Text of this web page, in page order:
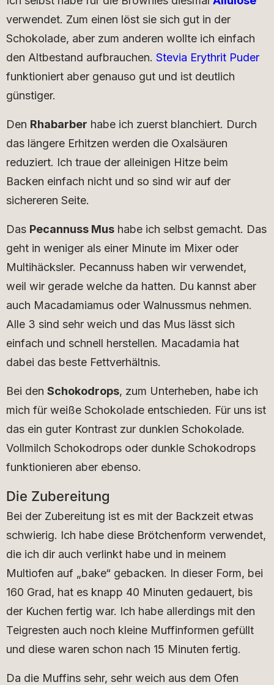
verwendet. Zum einen löst sie sich gut in der
Schokolade, aber zum anderen wollte ich einfach
den Altbestand aufbrauchen. Stevia Erythrit Puder
funktioniert aber genauso gut und ist deutlich
günstiger.
Den Rhabarber habe ich zuerst blanchiert. Durch
das längere Erhitzen werden die Oxalsäuren
reduziert. Ich traue der alleinigen Hitze beim
Backen einfach nicht und so sind wir auf der
sichereren Seite.
Das Pecannuss Mus habe ich selbst gemacht. Das
geht in weniger als einer Minute im Mixer oder
Multihäcksler. Pecannuss haben wir verwendet,
weil wir gerade welche da hatten. Du kannst aber
auch Macadamiamus oder Walnussmus nehmen.
Alle 3 sind sehr weich und das Mus lässt sich
einfach und schnell herstellen. Macadamia hat
dabei das beste Fettverhältnis.
Bei den Schokodrops, zum Unterheben, habe ich
mich für weiße Schokolade entschieden. Für uns ist
das ein guter Kontrast zur dunklen Schokolade.
Vollmilch Schokodrops oder dunkle Schokodrops
funktionieren aber ebenso.
Die Zubereitung
Bei der Zubereitung ist es mit der Backzeit etwas
schwierig. Ich habe diese Brötchenform verwendet,
die ich dir auch verlinkt habe und in meinem
Multiofen auf „bake“ gebacken. In dieser Form, bei
160 Grad, hat es knapp 40 Minuten gedauert, bis
der Kuchen fertig war. Ich habe allerdings mit den
Teigresten auch noch kleine Muffinformen gefüllt
und diese waren schon nach 15 Minuten fertig.
Da die Muffins sehr, sehr weich aus dem Ofen